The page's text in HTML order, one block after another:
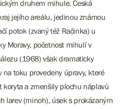
druhem mihule. Česká
jejího areálu, jedinou známou
potok (zvaný též Račinka) u
Moravy, početnost mihulí v
(1968) však dramaticky
na toku provedeny úpravy, které
koryta a zmenšily plochu náplavů
larev (minoh), úsek s prokázaným